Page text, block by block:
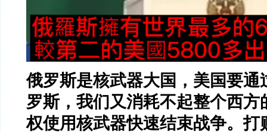
俄罗斯是核武器大国，美国要通
罗斯，我们又消耗不起整个西方
权使用核武器快速结束战争。打